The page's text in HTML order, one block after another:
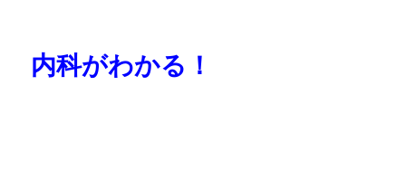
内科がわかる！